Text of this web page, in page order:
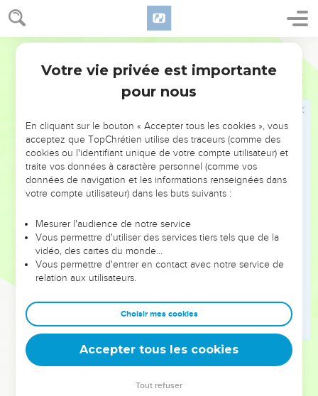
Romains 8
πάντων παρέδωκεν αὐτόν, πῶς οὐχὶ καὶ σὺν αὐτῷ τὰ
τίς ὁ κατακρινῶν; Χριστὸς ὁ ἀποθανών, μᾶλλον δὲ
ἐγερθείς, ὅς καί ἐστιν ἐν δεξιᾷ τοῦ θεοῦ, ὃς καὶ
τίς ἡμᾶς χωρίσει ἀπὸ τῆς ἀγάπης τοῦ Χριστοῦ;
θλῖψις ἢ στενοχωρία ἢ διωγμὸς ἢ λιμὸς ἢ γυμνότης ἢ
κίνδυνος ἢ μάχαιρα;
καθὼς γέγραπται ὅτι Ἕνεκεν σοῦ θανατούμεθα
ὅλην τὴν ἡμέραν, ἐλογίσθημεν ὡς πρόβατα σφαγῆς.
ἀλλ’ ἐν τούτοις πᾶσιν ὑπερνικῶμεν διὰ τοῦ
ἀγαπήσαντος ἡμᾶς.
πέπεισμαι γὰρ ὅτι οὔτε θάνατος οὔτε ζωὴ οὔτε
ἄγγελοι οὔτε ἀρχαὶ οὔτε ἐνεστῶτα οὔτε μέλλοντα
οὔτε ὕψωμα οὔτε βάθος οὔτε τις κτίσις ἑτέρα
δυνήσεται ἡμᾶς χωρίσαι ἀπὸ τῆς ἀγάπης τοῦ θεοῦ τῆς
ἐν Χριστῷ Ἰησοῦ τῷ κυρίῳ ἡμῶν.
Hébreu : © Westminster Leningrad Codex - tanach.us --- Grec : © 2010 by the
Votre vie privée est importante
pour nous
En cliquant sur le bouton « Accepter tous les cookies », vous
acceptez que TopChrétien utilise des traceurs (comme des
cookies ou l'identifiant unique de votre compte utilisateur) et
traite vos données à caractère personnel (comme vos
données de navigation et les informations renseignées dans
votre compte utilisateur) dans les buts suivants :
Mesurer l'audience de notre service
Vous permettre d'utiliser des services tiers tels que de la
vidéo, des cartes du monde…
Vous permettre d'entrer en contact avec notre service de
relation aux utilisateurs.
Choisir mes cookies
Accepter tous les cookies
Tout refuser